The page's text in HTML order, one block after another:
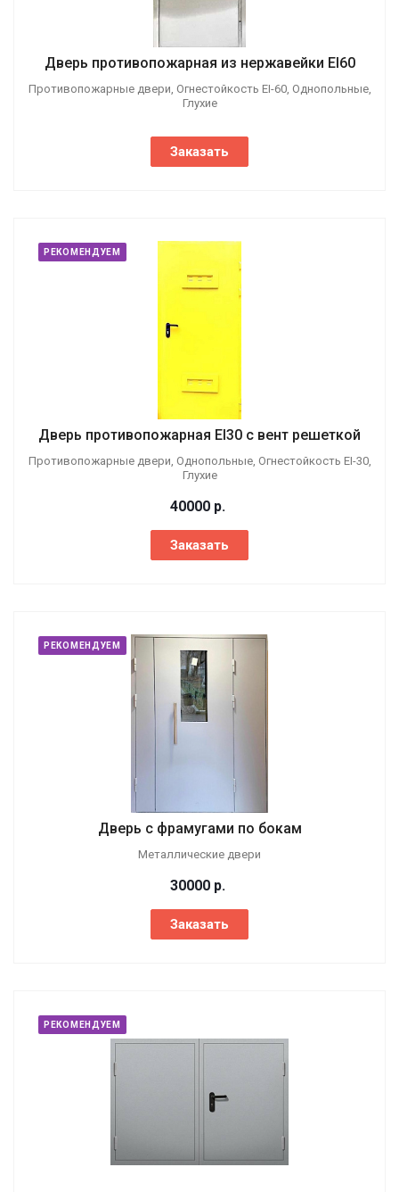
Дверь противопожарная из нержавейки EI60
Противопожарные двери, Огнестойкость EI-60, Однопольные,
Глухие
Заказать
РЕКОМЕНДУЕМ
Дверь противопожарная EI30 с вент решеткой
Противопожарные двери, Однопольные, Огнестойкость EI-30,
Глухие
40000 р.
Заказать
РЕКОМЕНДУЕМ
Дверь с фрамугами по бокам
Металлические двери
30000 р.
Заказать
РЕКОМЕНДУЕМ